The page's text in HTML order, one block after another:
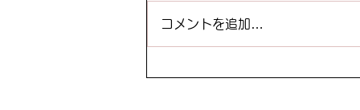
暑い夏にはやっぱりこれ！カ
コメントを追加…